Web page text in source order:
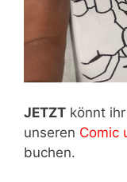
JETZT könnt
unseren Comic
buchen.